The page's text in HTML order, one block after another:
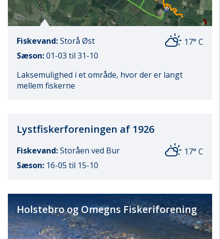
Fiskevand:Storå Øst
17° C
Sæson:01-03 til 31-10
Laksemulighed i et område, hvor der er langt
mellem fiskerne
Lystfiskerforeningen af 1926
Fiskevand:Storåen ved Bur
17° C
Sæson: 16-05 til 15-10
Holstebro og Omegns Fiskeriforening